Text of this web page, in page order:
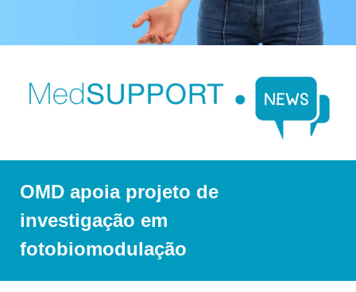
OMD apoia projeto de
investigação em
fotobiomodulação